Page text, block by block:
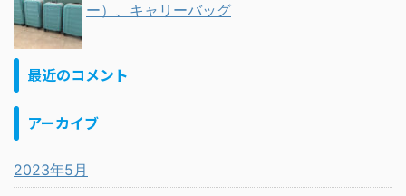
ー）、キャリーバッグ
最近のコメント
アーカイブ
2023年5月